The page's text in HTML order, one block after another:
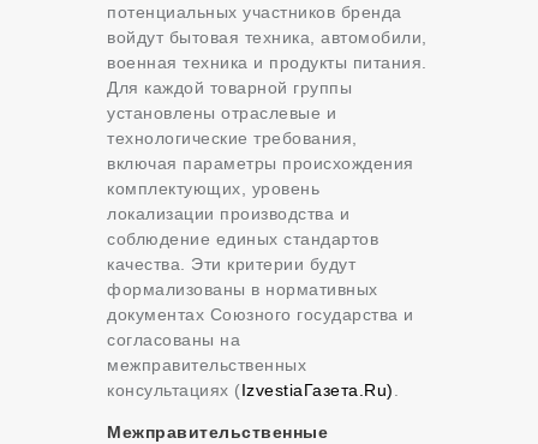
потенциальных участников бренда
войдут бытовая техника, автомобили,
военная техника и продукты питания.
Для каждой товарной группы
установлены отраслевые и
технологические требования,
включая параметры происхождения
комплектующих, уровень
локализации производства и
соблюдение единых стандартов
качества. Эти критерии будут
формализованы в нормативных
документах Союзного государства и
согласованы на
межправительственных
консультациях (IzvestiaГазета.Ru)
Межправительственные